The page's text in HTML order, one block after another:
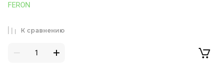
FERON
К сравнению